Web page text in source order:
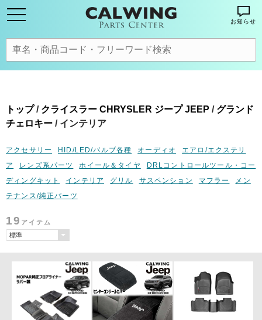
お知らせ
トップ/ クライスラー CHRYSLER ジープ JEEP / グランド
チェロキー / インテリア
アクセサリー HID/LED/バルブ各種 オーディオ
エアロ/エクステリ
ア
レンズ系パーツ ホイール＆タイヤ
DRLコントロールツール・コー
ディングキット
インテリア グリル サスペンション マフラー
メン
テナンス/純正パーツ
19 アイテム